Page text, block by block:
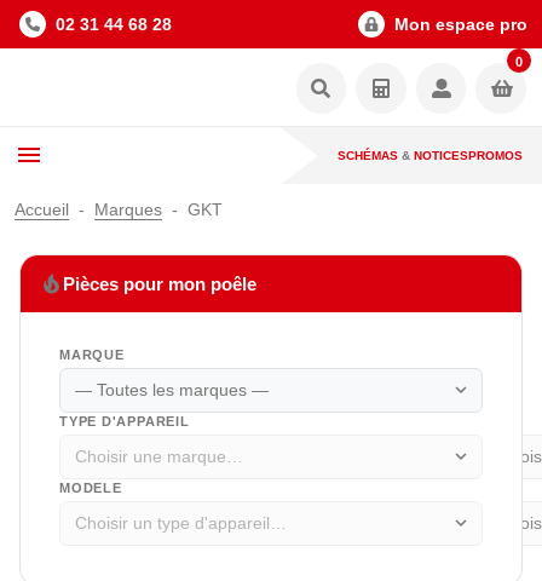
02 31 44 68 28 Mon espace pro
0
SCHÉMAS & NOTICESPROMOS
Accueil Marques GKT
local_fire_department Pièces pour mon poêle
MARQUE
expand_more
TYPE D'APPAREIL
expand_more
MODELE
expand_more